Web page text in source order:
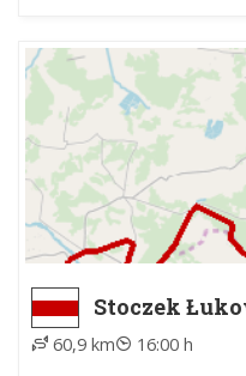
Stoczek
Siedlce, ul.
60,9 km 16:00 h